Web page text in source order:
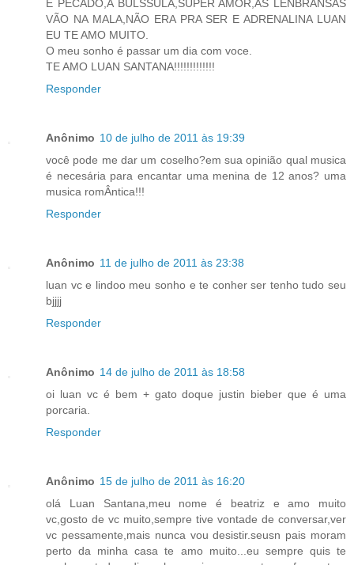
É PECADO,A BULSSULA,SUPER AMOR,AS LENBRANSAS
VÃO NA MALA,NÃO ERA PRA SER E ADRENALINA LUAN
EU TE AMO MUITO.
O meu sonho é passar um dia com voce.
TE AMO LUAN SANTANA!!!!!!!!!!!!!
Responder
Anônimo 10 de julho de 2011 às 19:39
você pode me dar um coselho?em sua opinião qual musica
é necesária para encantar uma menina de 12 anos? uma
musica romÂntica!!!
Responder
Anônimo 11 de julho de 2011 às 23:38
luan vc e lindoo meu sonho e te conher ser tenho tudo seu
bjjjj
Responder
Anônimo 14 de julho de 2011 às 18:58
oi luan vc é bem + gato doque justin bieber que é uma
porcaria.
Responder
Anônimo 15 de julho de 2011 às 16:20
olá Luan Santana,meu nome é beatriz e amo muito
vc,gosto de vc muito,sempre tive vontade de conversar,ver
vc pessamente,mais nunca vou desistir.seusn pais moram
perto da minha casa te amo muito...eu sempre quis te